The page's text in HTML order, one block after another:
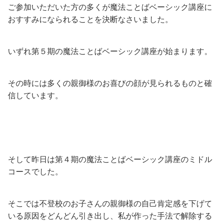
ご参加いただいた方の多くが魔法ことばベーシック講座に
おすすみになられることを決断なさいました。
いずれ第５期の魔法ことばベーシック講座が始まります。
その時には多くの親御様のお喜びの顔が見られるものと確
信しています。
そして昨日は第４期の魔法ことばベーシック講座のミドル
コースでした。
そこでは不登校のお子さんの親御様の自己肯定感を下げて
いる原因をどんどん引き出し、私が作った手法で解除する